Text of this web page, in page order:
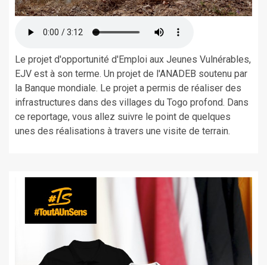
Le projet d'opportunité d'Emploi aux Jeunes Vulnérables,
EJV est à son terme. Un projet de l'ANADEB soutenu par
la Banque mondiale. Le projet a permis de réaliser des
infrastructures dans des villages du Togo profond. Dans
ce reportage, vous allez suivre le point de quelques
unes des réalisations à travers une visite de terrain.